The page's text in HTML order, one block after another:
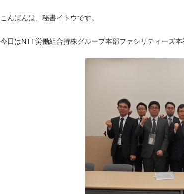
こんばんは、秘書イトウです。
今日はNTT労働組合持株グループ本部ファシリティーズ